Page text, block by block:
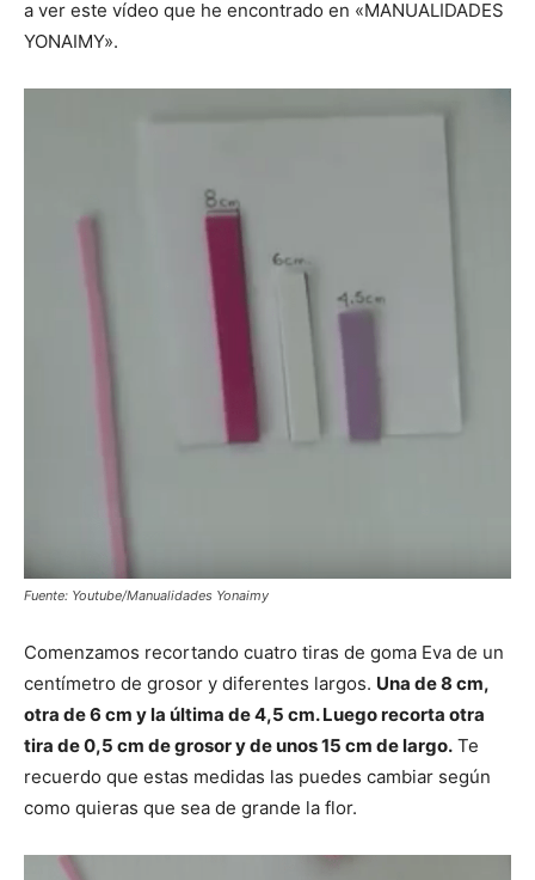
a ver este vídeo que he encontrado en «MANUALIDADES
YONAIMY».
Fuente: Youtube/Manualidades Yonaimy
Comenzamos recortando cuatro tiras de goma Eva de un
centímetro de grosor y diferentes largos. Una de 8 cm,
otra de 6 cm y la última de 4,5 cm. Luego recorta otra
tira de 0,5 cm de grosor y de unos 15 cm de largo. Te
recuerdo que estas medidas las puedes cambiar según
como quieras que sea de grande la flor.